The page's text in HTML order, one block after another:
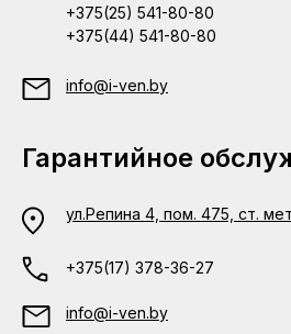
+375(25) 541-80-80
+375(44) 541-80-80
info@i-ven.by
Гарантийное
ул.Репина 4, пом. 475, ст.
+375(17) 378-36-27
info@i-ven.by